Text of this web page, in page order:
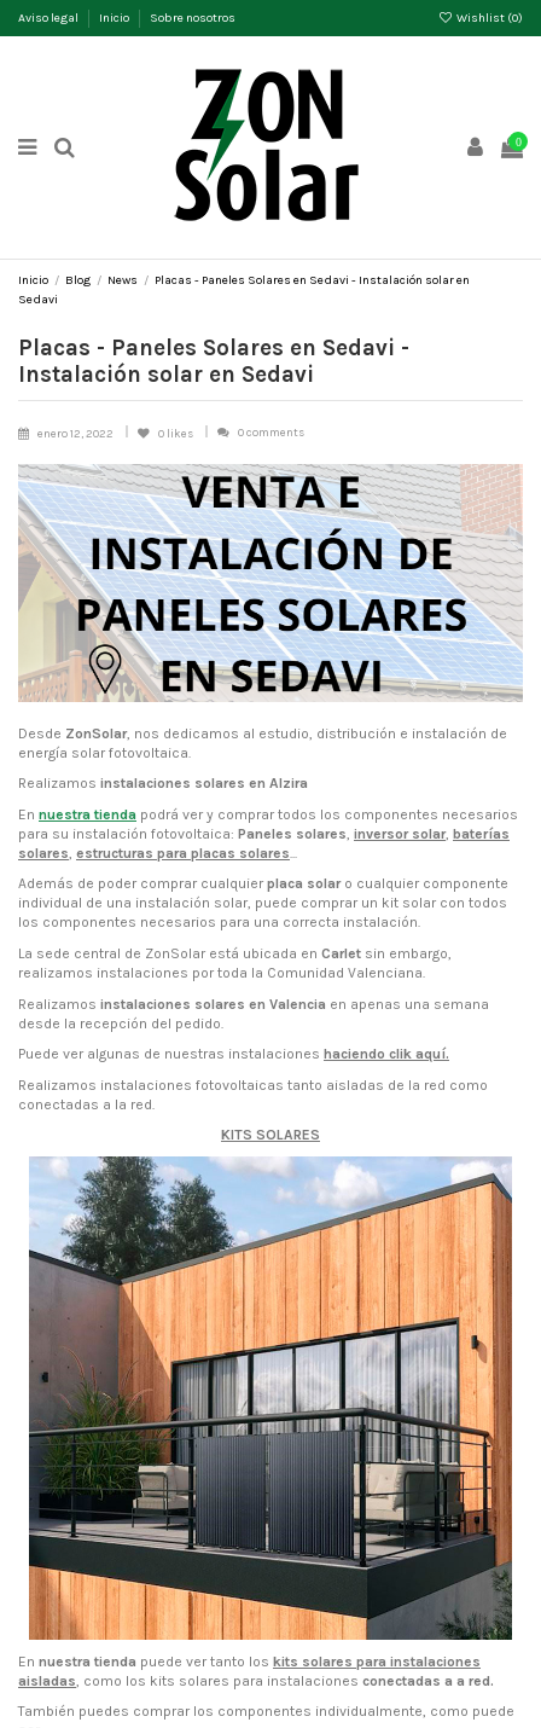
Aviso legal Inicio Sobre nosotros Wishlist (0)
0
Inicio Blog News
Placas - Paneles Solares en Sedavi - Instalación solar en
Sedavi
Placas - Paneles Solares en Sedavi -
Instalación solar en Sedavi
enero 12, 2022 0 likes 0 comments
Desde ZonSolar, nos dedicamos al estudio, distribución e instalación de
energía solar fotovoltaica.
Realizamos instalaciones solares en Alzira
En nuestra tienda podrá ver y comprar todos los componentes necesarios
para su instalación fotovoltaica: Paneles solares, inversor solar, baterías
solares, estructuras para placas solares...
Además de poder comprar cualquier placa solaro cualquier componente
individual de una instalación solar, puede comprar un kit solar con todos
los componentes necesarios para una correcta instalación.
La sede central de ZonSolar está ubicada en Carlet sin embargo,
realizamos instalaciones por toda la Comunidad Valenciana.
Realizamos instalaciones solares en Valencia en apenas una semana
desde la recepción del pedido.
Puede ver algunas de nuestras instalaciones haciendo clik aquí.
Realizamos instalaciones fotovoltaicas tanto aisladas de la red como
conectadas a la red.
KITS SOLARES
En nuestra tienda puede ver tanto los kits solares para instalaciones
aisladas , como los kits solares para instalaciones conectadas a a red.
También puedes comprar los componentes individualmente, como puede